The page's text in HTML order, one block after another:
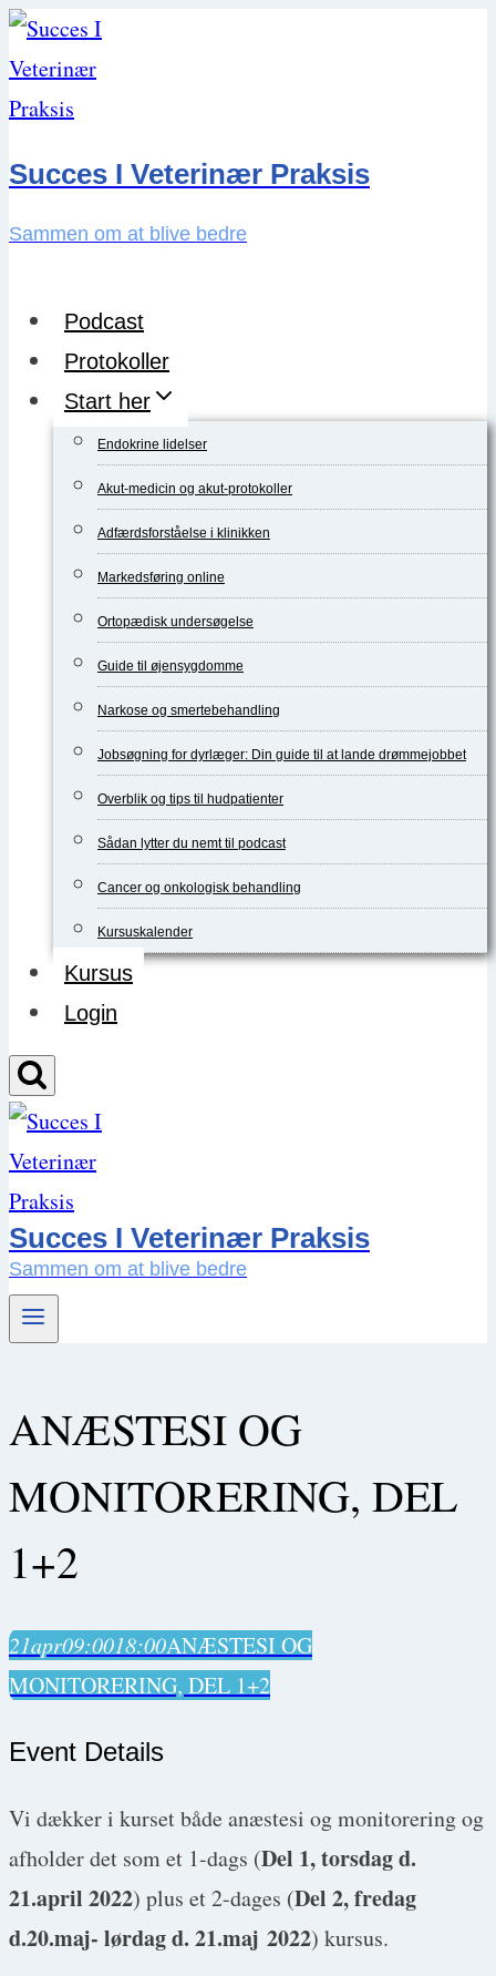
Skip
to
content
Succes I Veterinær Praksis
Sammen om at blive bedre
Podcast
Protokoller
Start her
Endokrine lidelser
Akut-medicin og akut-protokoller
Adfærdsforståelse i klinikken
Markedsføring online
Ortopædisk undersøgelse
Guide til øjensygdomme
Narkose og smertebehandling
Jobsøgning for dyrlæger: Din guide til at lande drømmejobbet
Overblik og tips til hudpatienter
Sådan lytter du nemt til podcast
Cancer og onkologisk behandling
Kursuskalender
Kursus
Login
Succes I Veterinær Praksis
Sammen om at blive bedre
ANÆSTESI OG
MONITORERING, DEL
1+2
21apr09:0018:00ANÆSTESI OG
MONITORERING, DEL 1+2
Event Details
Vi dækker i kurset både anæstesi og monitorering og
afholder det som et 1-dags (Del 1, torsdag d.
21.april 2022) plus et 2-dages (Del 2, fredag
d.20.maj- lørdag d. 21.maj 2022) kursus.